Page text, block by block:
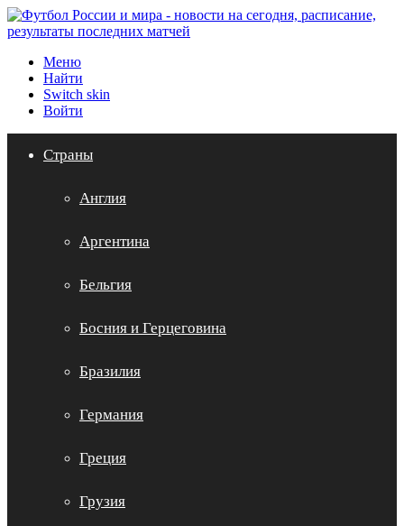
Меню
Найти
Switch skin
Войти
Страны
Англия
Аргентина
Бельгия
Босния и Герцеговина
Бразилия
Германия
Греция
Грузия